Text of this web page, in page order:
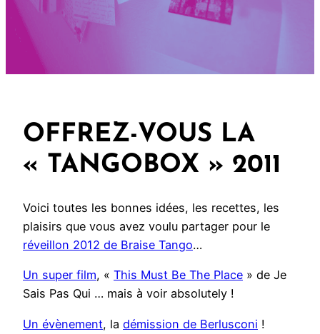
OFFREZ-VOUS LA
« TANGOBOX » 2011
Voici toutes les bonnes idées, les recettes, les
plaisirs que vous avez voulu partager pour le
réveillon 2012 de Braise Tango…
Un super film, « This Must Be The Place » de Je
Sais Pas Qui … mais à voir absolutely !
Un évènement, la démission de Berlusconi !